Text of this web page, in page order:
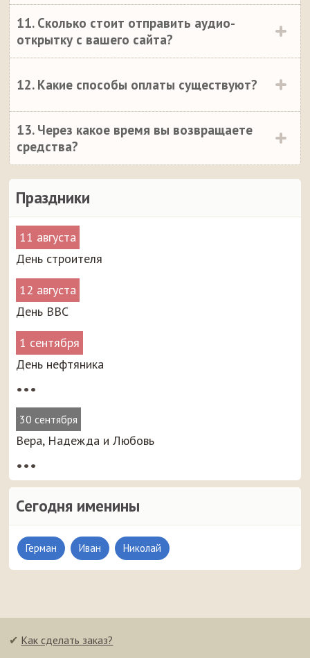
Праздники
11 августа
День строителя
12 августа
День ВВС
1 сентября
День нефтяника
•••
30 сентября
Вера, Надежда и Любовь
•••
Сегодня именины
Герман Иван Николай
11. Сколько стоит отправить аудио-
открытку с вашего сайта?
12. Какие способы оплаты существуют?
13. Через какое время вы возвращаете
средства?
✔ Как сделать заказ?